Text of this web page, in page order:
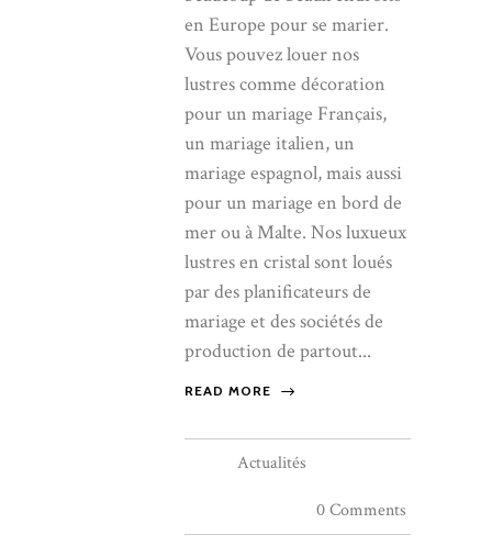
en Europe pour se marier.
Vous pouvez louer nos
lustres comme décoration
pour un mariage Français,
un mariage italien, un
mariage espagnol, mais aussi
pour un mariage en bord de
mer ou à Malte. Nos luxueux
lustres en cristal sont loués
par des planificateurs de
mariage et des sociétés de
production de partout...
READ MORE
Actualités
0 Comments